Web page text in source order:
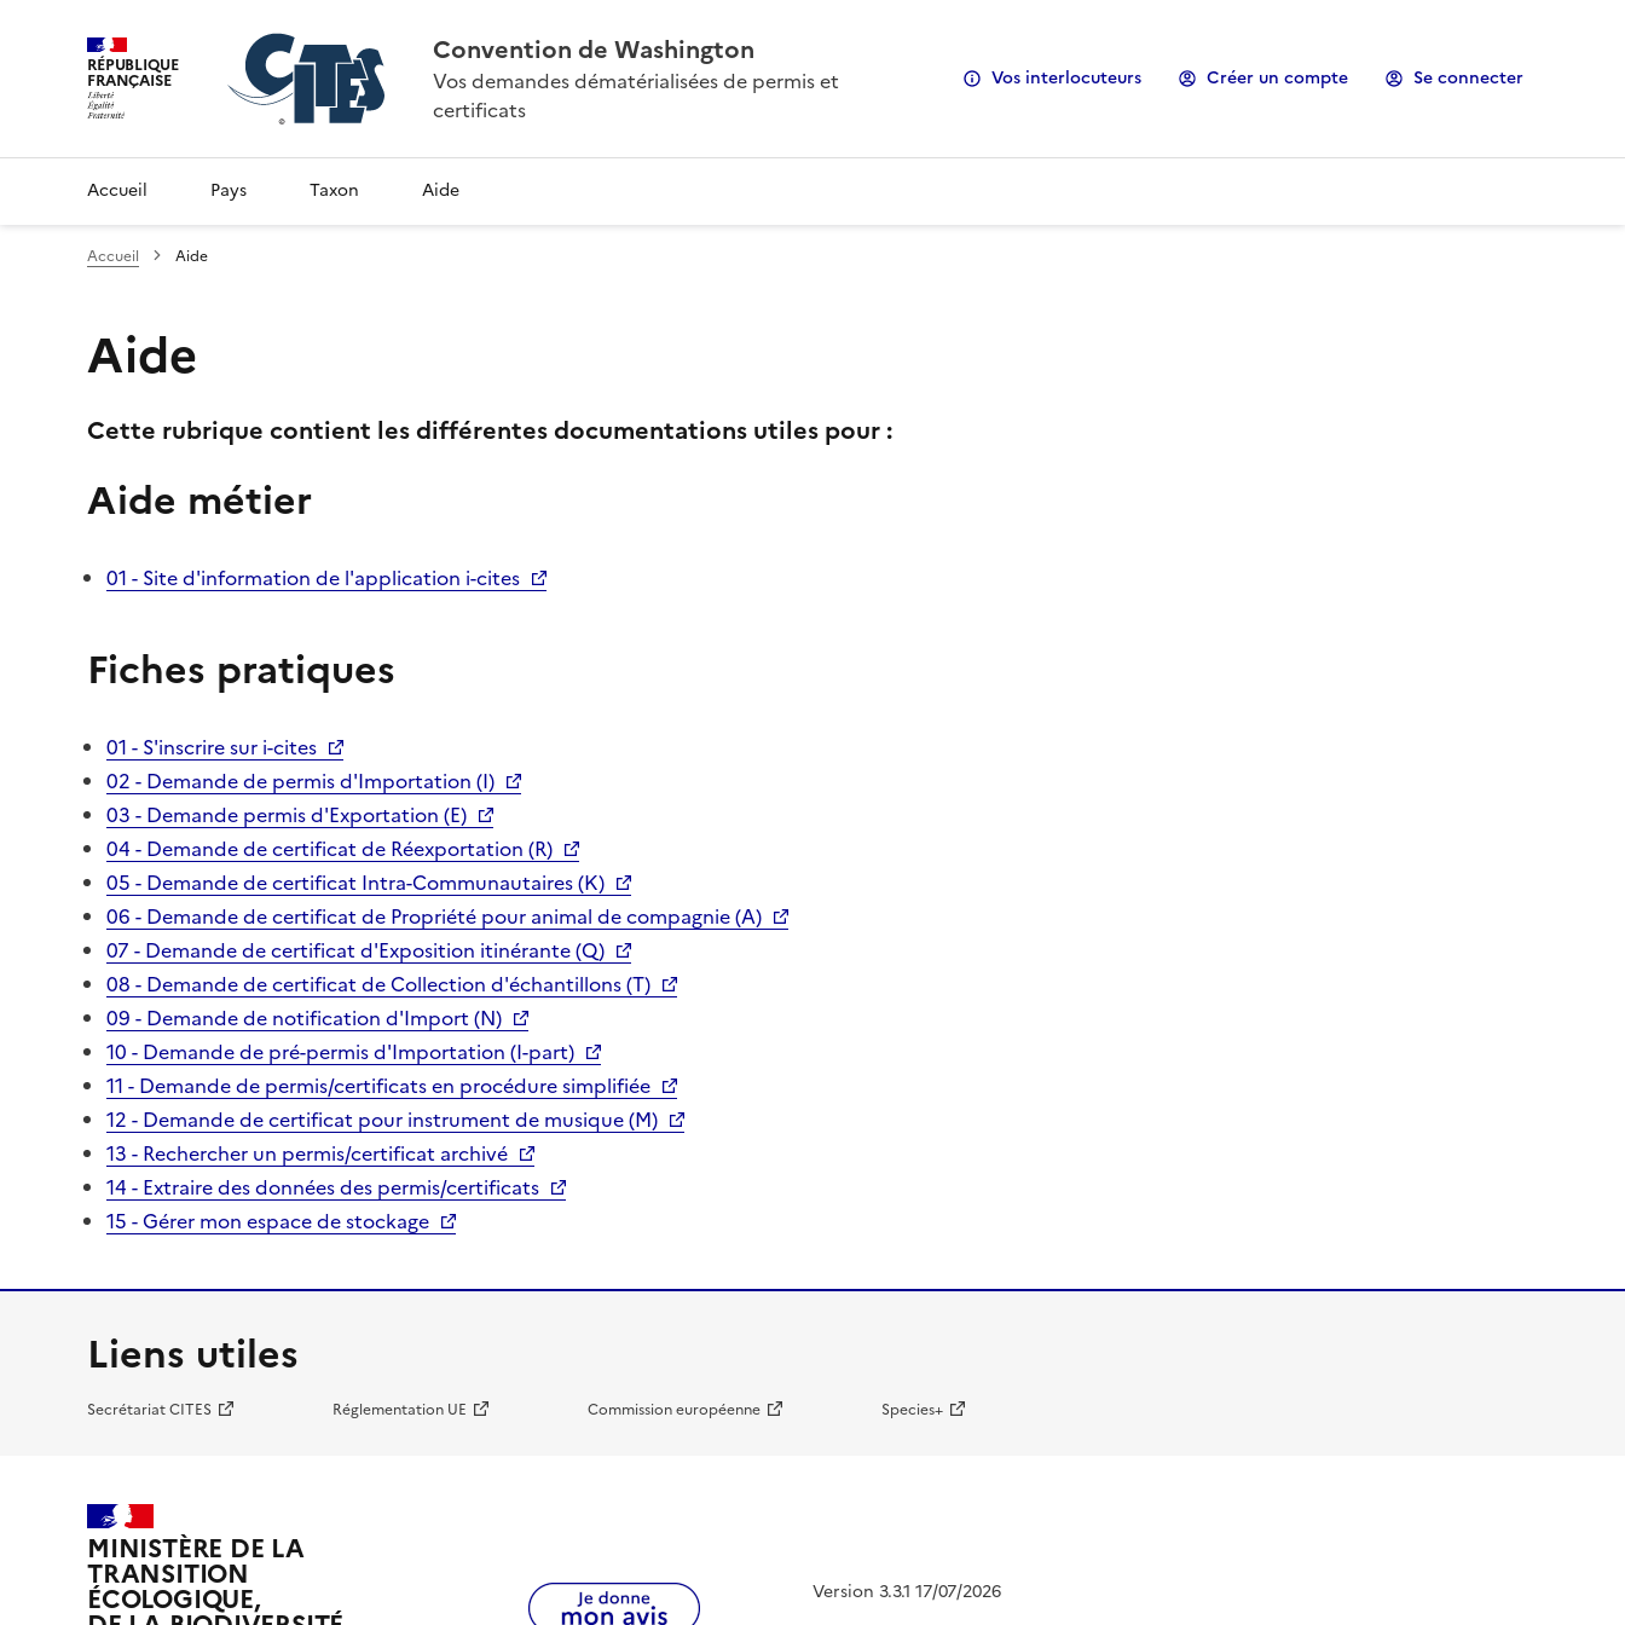
RÉPUBLIQUE
FRANÇAISE
Convention de Washington
Vos demandes dématérialisées de permis et
certificats
Vos interlocuteurs Créer un compte Se connecter
Accueil Pays Taxon Aide
Accueil Aide
Aide
Cette rubrique contient les différentes documentations utiles pour :
Aide métier
01 - Site d'information de l'application i-cites
Fiches pratiques
01 - S'inscrire sur i-cites
02 - Demande de permis d'Importation (I)
03 - Demande permis d'Exportation (E)
04 - Demande de certificat de Réexportation (R)
05 - Demande de certificat Intra-Communautaires (K)
06 - Demande de certificat de Propriété pour animal de compagnie (A)
07 - Demande de certificat d'Exposition itinérante (Q)
08 - Demande de certificat de Collection d'échantillons (T)
09 - Demande de notification d'Import (N)
10 - Demande de pré-permis d'Importation (I-part)
11 - Demande de permis/certificats en procédure simplifiée
12 - Demande de certificat pour instrument de musique (M)
13 - Rechercher un permis/certificat archivé
14 - Extraire des données des permis/certificats
15 - Gérer mon espace de stockage
Liens utiles
Secrétariat CITES Réglementation UE Commission européenne Species+
MINISTÈRE DE LA
TRANSITION
ÉCOLOGIQUE, Version 3.3.1 17/07/2026